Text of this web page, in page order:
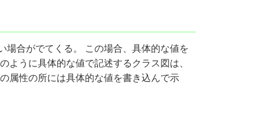
場合がでてくる。 この場合、具体的な値を
うに具体的な値で記述するクラス図は、
属性の所には具体的な値を書き込んで示